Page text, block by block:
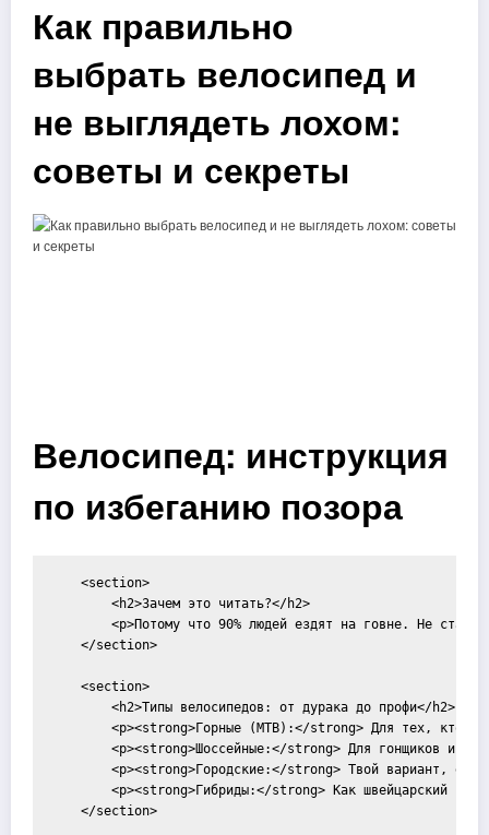
Как правильно
выбрать велосипед и
не выглядеть лохом:
советы и секреты
Велосипед: инструкция
по избеганию позора
    <section>
        <h2>Зачем это читать?</h2>
<p>Потому что 90% людей ездят на говне. Не
    </section>
    <section>
        <h2>Типы велосипедов: от дурака до профи</h2>
<p><strong>Горные (MTB):</strong> Для тех, кто
<p><strong>Шоссейные:</strong> Для гонщиков и
<p><strong>Городские:</strong> Твой вариант,
<p><strong>Гибриды:</strong> Как швейцарский
    </section>